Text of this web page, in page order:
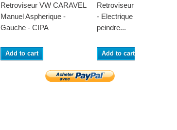
Retroviseur VW CARAVEL
Manuel Aspherique -
Gauche - CIPA
Add to cart
Retroviseur VW
- Electrique - Coiffe a
peindre...
Add to cart